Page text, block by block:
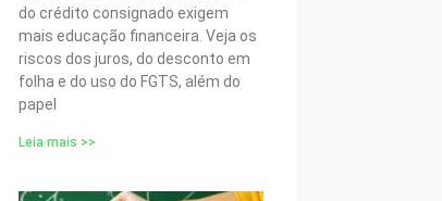
do crédito consignado exigem
mais educação financeira. Veja os
riscos dos juros, do desconto em
folha e do uso do FGTS, além do
papel
Leia mais >>